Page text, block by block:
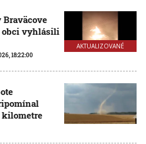
AKTUALIZOVANÉ
Braväcove
obci vyhlásili
18:22:00
kilometre